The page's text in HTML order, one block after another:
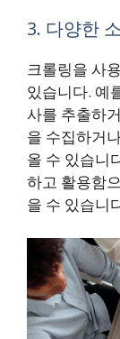
3. 다양한
크롤링을 사
있습니다. 예
사를 추출하
을 수집하거
올 수 있습니
하고 활용함
을 수 있습니